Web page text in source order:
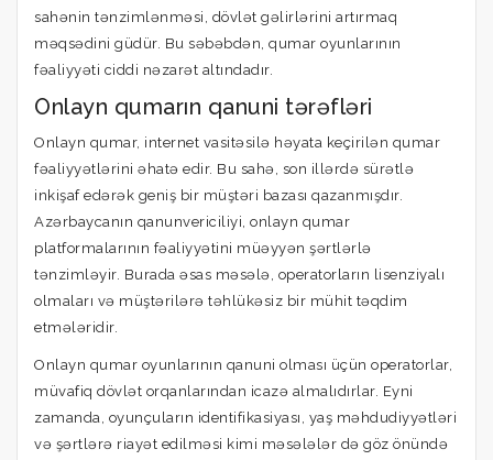
sahənin tənzimlənməsi, dövlət gəlirlərini artırmaq
məqsədini güdür. Bu səbəbdən, qumar oyunlarının
fəaliyyəti ciddi nəzarət altındadır.
Onlayn qumarın qanuni tərəfləri
Onlayn qumar, internet vasitəsilə həyata keçirilən qumar
fəaliyyətlərini əhatə edir. Bu sahə, son illərdə sürətlə
inkişaf edərək geniş bir müştəri bazası qazanmışdır.
Azərbaycanın qanunvericiliyi, onlayn qumar
platformalarının fəaliyyətini müəyyən şərtlərlə
tənzimləyir. Burada əsas məsələ, operatorların lisenziyalı
olmaları və müştərilərə təhlükəsiz bir mühit təqdim
etmələridir.
Onlayn qumar oyunlarının qanuni olması üçün operatorlar,
müvafiq dövlət orqanlarından icazə almalıdırlar. Eyni
zamanda, oyunçuların identifikasiyası, yaş məhdudiyyətləri
və şərtlərə riayət edilməsi kimi məsələlər də göz önündə